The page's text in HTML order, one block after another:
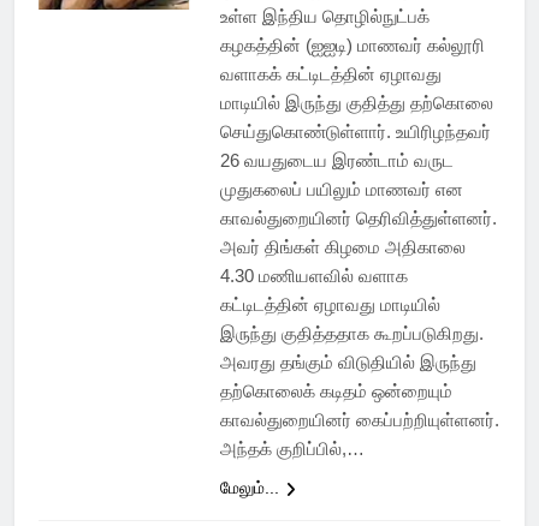
உள்ள இந்திய தொழில்நுட்பக்
கழகத்தின் (ஐஐடி) மாணவர் கல்லூரி
வளாகக் கட்டிடத்தின் ஏழாவது
மாடியில் இருந்து குதித்து தற்கொலை
செய்துகொண்டுள்ளார். உயிரிழந்தவர்
26 வயதுடைய இரண்டாம் வருட
முதுகலைப் பயிலும் மாணவர் என
காவல்துறையினர் தெரிவித்துள்ளனர்.
அவர் திங்கள் கிழமை அதிகாலை
4.30 மணியளவில் வளாக
கட்டிடத்தின் ஏழாவது மாடியில்
இருந்து குதித்ததாக கூறப்படுகிறது.
அவரது தங்கும் விடுதியில் இருந்து
தற்கொலைக் கடிதம் ஒன்றையும்
காவல்துறையினர் கைப்பற்றியுள்ளனர்.
அந்தக் குறிப்பில்,…
மேலும்...